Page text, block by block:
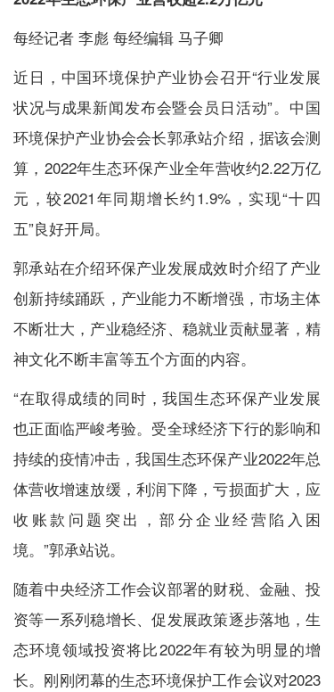
每经记者 李彪 每经编辑 马子卿
近日，中国环境保护产业协会召开“行业发展
状况与成果新闻发布会暨会员日活动”。中国
环境保护产业协会会长郭承站介绍，据该会测
算，2022年生态环保产业全年营收约2.22万亿
元，较2021年同期增长约1.9%，实现“十四
五”良好开局。
郭承站在介绍环保产业发展成效时介绍了产业
创新持续踊跃，产业能力不断增强，市场主体
不断壮大，产业稳经济、稳就业贡献显著，精
神文化不断丰富等五个方面的内容。
“在取得成绩的同时，我国生态环保产业发展
也正面临严峻考验。受全球经济下行的影响和
持续的疫情冲击，我国生态环保产业2022年总
体营收增速放缓，利润下降，亏损面扩大，应
收账款问题突出，部分企业经营陷入困
境。”郭承站说。
随着中央经济工作会议部署的财税、金融、投
资等一系列稳增长、促发展政策逐步落地，生
态环境领域投资将比2022年有较为明显的增
长。刚刚闭幕的生态环境保护工作会议对2023